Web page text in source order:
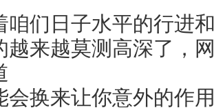
咱们日子水平的行进
越来越莫测高深了，
会换来让你意外的作